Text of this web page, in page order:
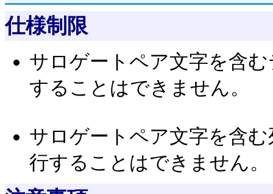
仕様制限
サロゲートペア文字を含
することはできません。
サロゲートペア文字を含
行することはできません。